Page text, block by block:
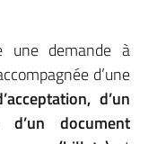
une demande à
d’une
d’un
document